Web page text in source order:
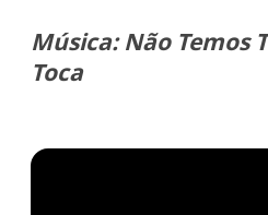
Música: Não Temos
Toca